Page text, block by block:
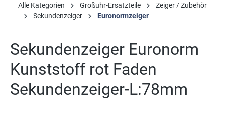
Alle Kategorien Großuhr-Ersatzteile
Zeiger / Zubehör
Sekundenzeiger
Euronormzeiger
Sekundenzeiger Euronorm
Kunststoff rot Faden
Sekundenzeiger-L:78mm